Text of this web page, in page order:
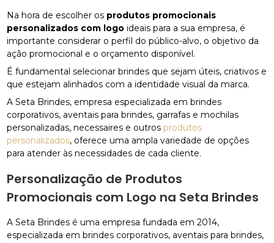
Na hora de escolher os produtos promocionais
personalizados com logo ideais para a sua empresa, é
importante considerar o perfil do público-alvo, o objetivo da
ação promocional e o orçamento disponível.
É fundamental selecionar brindes que sejam úteis, criativos e
que estejam alinhados com a identidade visual da marca.
A Seta Brindes, empresa especializada em brindes
corporativos, aventais para brindes, garrafas e mochilas
personalizadas, necessaires e outros produtos
personalizados, oferece uma ampla variedade de opções
para atender às necessidades de cada cliente.
Personalização de Produtos
Promocionais com Logo na Seta Brindes
A Seta Brindes é uma empresa fundada em 2014,
especializada em brindes corporativos, aventais para brindes,